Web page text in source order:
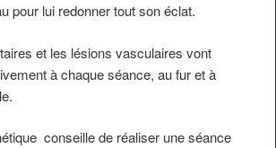
pour lui redonner tout son éclat.
et les lésions vasculaires vont
à chaque séance, au fur et à
conseille de réaliser une séance